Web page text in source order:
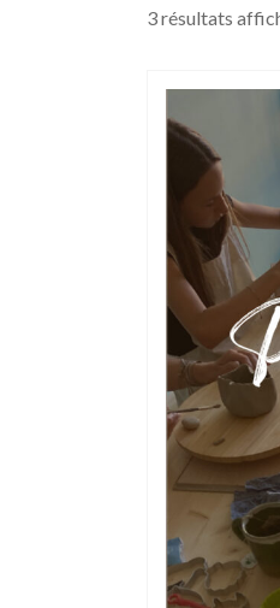
3 résultats